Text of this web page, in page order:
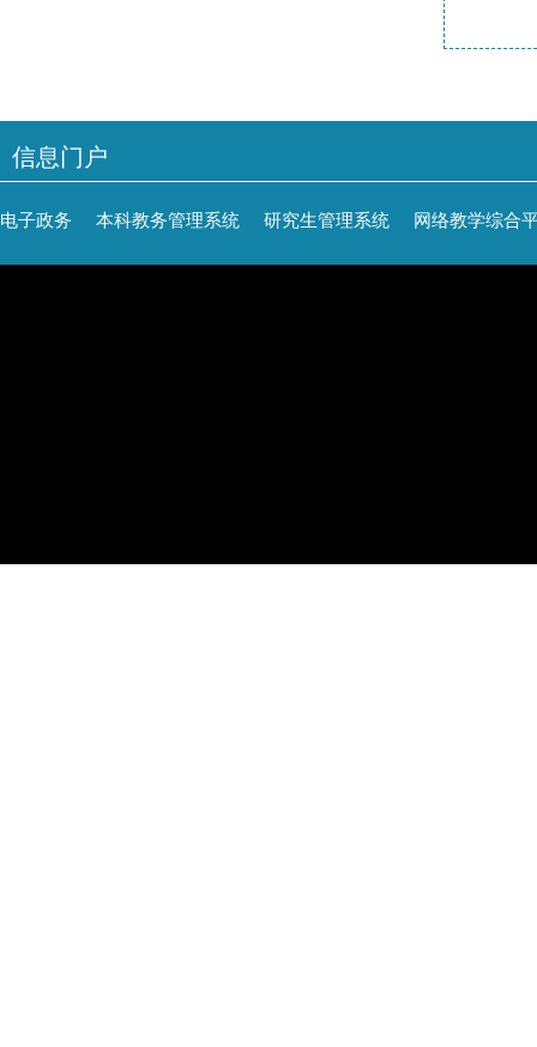
信息门户
电子政务 本科教务管理系统 研究生管理系统 网络教学综合